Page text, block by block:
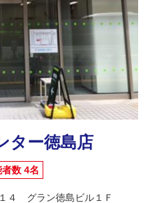
ター徳島店
数 4名
４ グラン徳島ビル１Ｆ